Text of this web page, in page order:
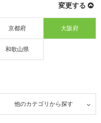
変更する
京都府 大阪府
和歌山県
他のカテゴリから探す